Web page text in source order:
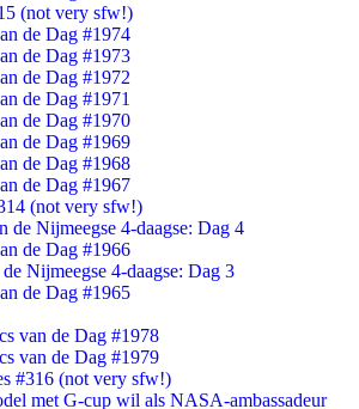
(not very sfw!)
de Dag #1974
de Dag #1973
de Dag #1972
de Dag #1971
de Dag #1970
de Dag #1969
de Dag #1968
de Dag #1967
(not very sfw!)
de Nijmeegse 4-daagse: Dag 4
de Dag #1966
Nijmeegse 4-daagse: Dag 3
de Dag #1965
van de Dag #1978
van de Dag #1979
#316 (not very sfw!)
met G-cup wil als NASA-ambassadeur